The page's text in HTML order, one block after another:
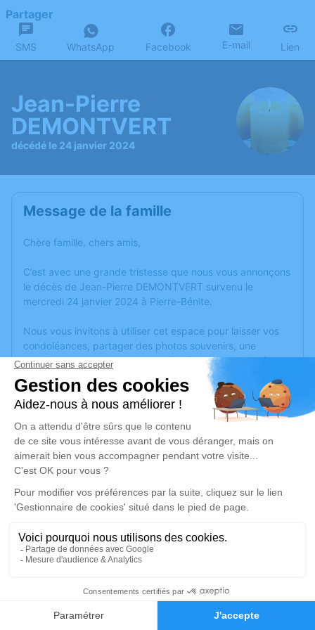
Faire-part Hommages
Partager
SMS WhatsApp Facebook E-mail Lien
Jean-Pierre
DEMONTVERT
décédé le 24 janvier 2024
Message de la famille
Chère famille, chers amis,
C’est avec une grande tristesse que nous vous annonçons
le décès de Jean-Pierre DEMONTVERT survenu le
mercredi 24 janvier 2024 à Pierre-Bénite.
Nous vous invitons à utiliser cet espace pour laisser vos
condoléances, partager des photos souvenirs, une
anecdote ou exprimer vos pensées à travers des poèmes
ou des textes. Cet endroit est un lieu d'expression dédié à
honorer la mémoire de Jean-Pierre DEMONTVERT.
Un service de plantation d’arbre hommage estdisponible
lundi 29 janvier 2024 à 15h00
EGLISE SAINT ANTOINE PLACE DE L'EGLISE
69670 Vaugneray
Je rends hommage